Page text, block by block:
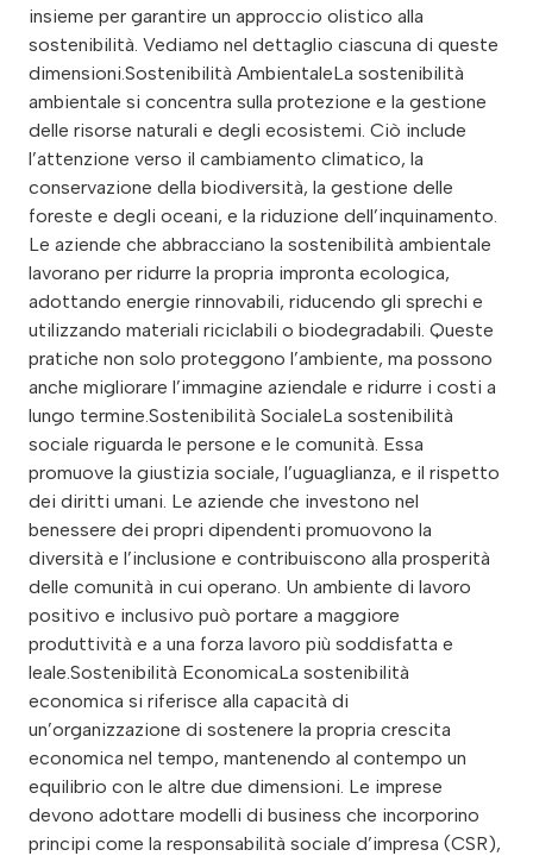
insieme per garantire un approccio olistico alla
sostenibilità. Vediamo nel dettaglio ciascuna di queste
dimensioni.Sostenibilità AmbientaleLa sostenibilità
ambientale si concentra sulla protezione e la gestione
delle risorse naturali e degli ecosistemi. Ciò include
l’attenzione verso il cambiamento climatico, la
conservazione della biodiversità, la gestione delle
foreste e degli oceani, e la riduzione dell’inquinamento.
Le aziende che abbracciano la sostenibilità ambientale
lavorano per ridurre la propria impronta ecologica,
adottando energie rinnovabili, riducendo gli sprechi e
utilizzando materiali riciclabili o biodegradabili. Queste
pratiche non solo proteggono l’ambiente, ma possono
anche migliorare l’immagine aziendale e ridurre i costi a
lungo termine.Sostenibilità SocialeLa sostenibilità
sociale riguarda le persone e le comunità. Essa
promuove la giustizia sociale, l’uguaglianza, e il rispetto
dei diritti umani. Le aziende che investono nel
benessere dei propri dipendenti promuovono la
diversità e l’inclusione e contribuiscono alla prosperità
delle comunità in cui operano. Un ambiente di lavoro
positivo e inclusivo può portare a maggiore
produttività e a una forza lavoro più soddisfatta e
leale.Sostenibilità EconomicaLa sostenibilità
economica si riferisce alla capacità di
un’organizzazione di sostenere la propria crescita
economica nel tempo, mantenendo al contempo un
equilibrio con le altre due dimensioni. Le imprese
devono adottare modelli di business che incorporino
principi come la responsabilità sociale d’impresa (CSR),